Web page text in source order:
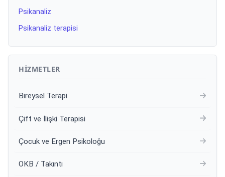
Psikanaliz
Psikanaliz terapisi
HIZMETLER
Bireysel Terapi
Çift ve İlişki Terapisi
Çocuk ve Ergen Psikoloğu
OKB / Takıntı